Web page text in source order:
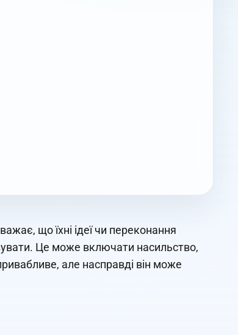
що їхні ідеї чи переконання
Це може включати насильство,
але насправді він може